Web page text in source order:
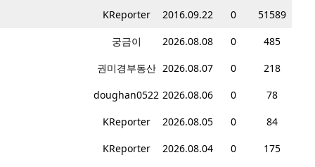
KReporter 2016.09.22 0
51589
궁금이 2026.08.08 0
485
권미경부동산 2026.08.07 0
218
doughan0522 2026.08.06 0
78
KReporter 2026.08.05 0
84
KReporter 2026.08.04 0
175